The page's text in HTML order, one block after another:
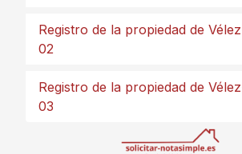
Registro de la propiedad de
02
Registro de la propiedad de
03